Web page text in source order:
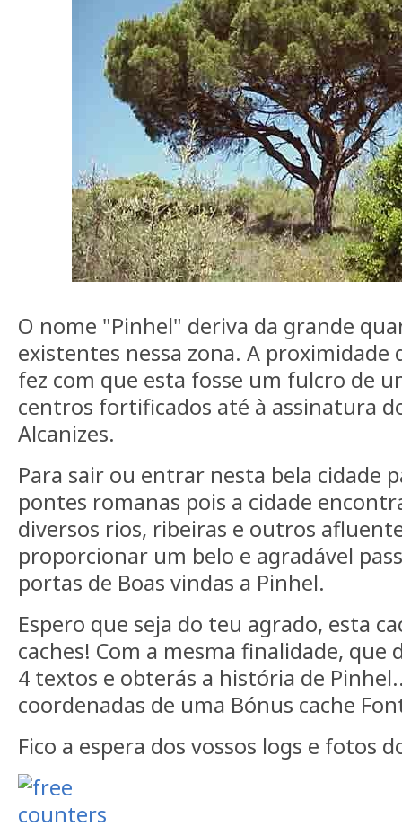
O nome "Pinhel" deriva da grande
existentes nessa zona. A proximidade
fez com que esta fosse um fulcro de
centros fortificados até à assinatura
Alcanizes.
Para sair ou entrar nesta bela cidade
pontes romanas pois a cidade
diversos rios, ribeiras e outros
proporcionar um belo e agradável
portas de Boas vindas a Pinhel.
Espero que seja do teu agrado, esta
caches! Com a mesma finalidade, que
4 textos e obterás a história de
coordenadas de uma Bónus cache
Fico a espera dos vossos logs e fotos